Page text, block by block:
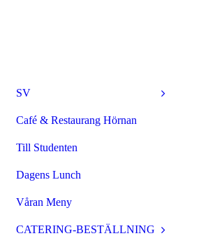
SV
Café & Restaurang Hörnan
Till Studenten
Dagens Lunch
Våran Meny
CATERING-BESTÄLLNING